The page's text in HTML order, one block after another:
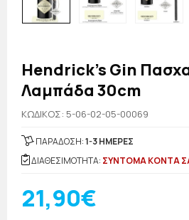
Hendrick's Gin
Λαμπάδα 30cm
KΩΔΙΚΟΣ: 5-06-02-05-00069
ΠΑΡΑΔΟΣΗ:1-3 ΗΜΕΡΕΣ
ΔΙΑΘΕΣΙΜΟΤΗΤΑ: ΣΥΝΤΟΜΑ ΚΟΝΤΑ
21,90€